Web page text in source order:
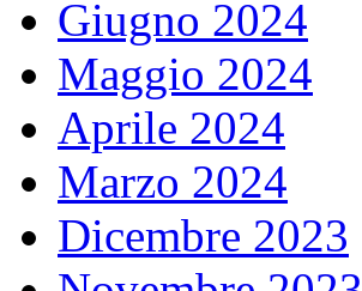
Giugno 2024
Maggio 2024
Aprile 2024
Marzo 2024
Dicembre 2023